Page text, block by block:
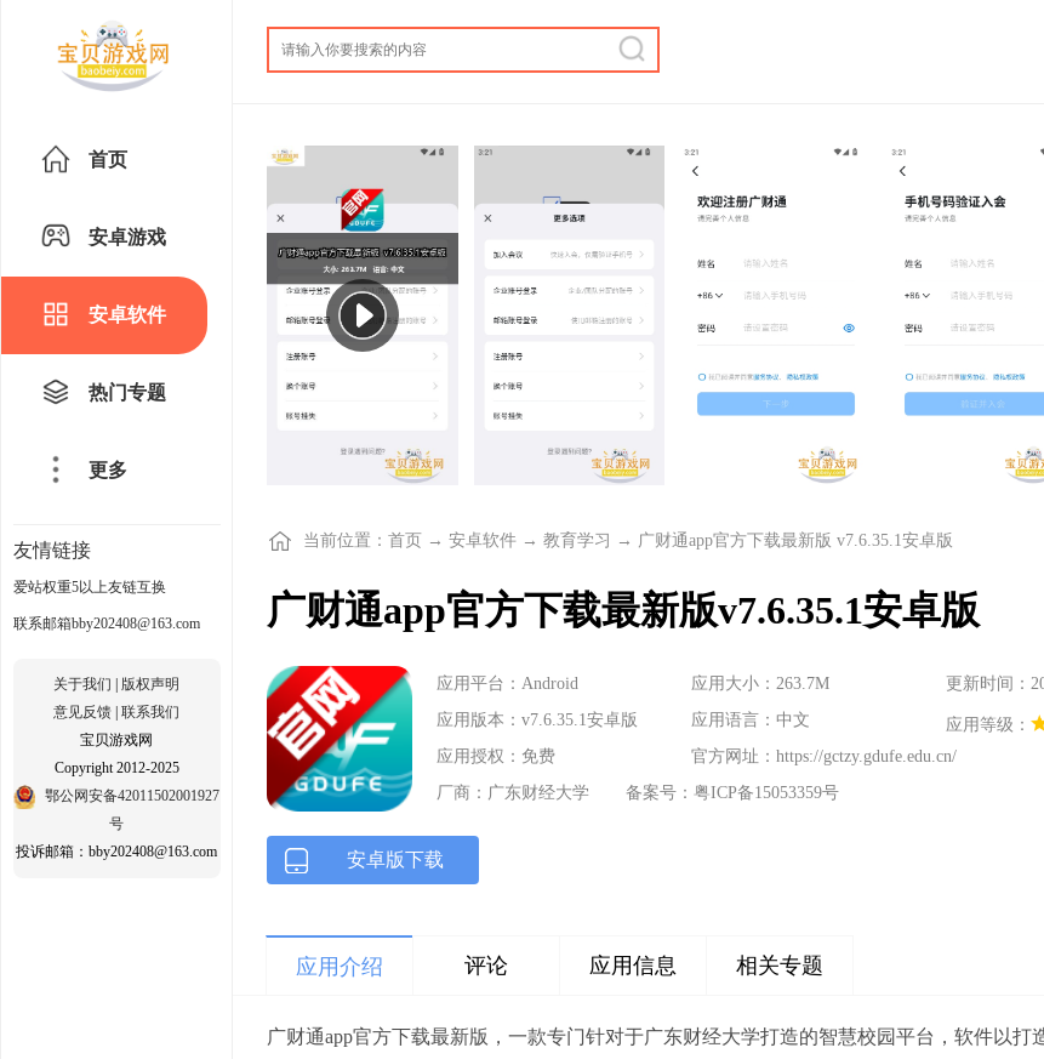
首页
安卓游戏
安卓软件
热门专题
更多
友情链接
爱站权重5以上友链互换
联系邮箱bby202408@163.com
关于我们 | 版权声明
意见反馈 | 联系我们
宝贝游戏网
Copyright 2012-2025
鄂公网安备42011502001927
号
投诉邮箱：bby202408@163.com
当前位置： 首页 → 安卓软件 → 教育学习 → 广财通app官方下载最新版 v7.6.35.1安卓版
广财通app官方下载最新版v7.6.35.1安卓版
应用平台：Android 应用大小：263.7M
更新时间：
应用版本：v7.6.35.1安卓版
应用语言：中文
应用等级：
应用授权：免费
官方网址： https://gctzy.gdufe.edu.cn/
厂商：广东财经大学
备案号：粤ICP备15053359号
安卓版下载
应用介绍 评论 应用信息 相关专题
广财通app官方下载最新版，一款专门针对于广东财经大学打造的智慧校园平台，软件以